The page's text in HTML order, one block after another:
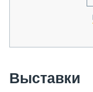
Выставки